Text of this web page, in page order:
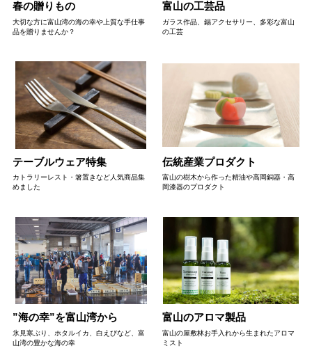
春の贈りもの
大切な方に富山湾の海の幸や上質な手仕事
品を贈りませんか？
富山の工芸品
ガラス作品、錫アクセサリー、多彩な富山
の工芸
テーブルウェア特集
カトラリーレスト・箸置きなど人気商品集
めました
伝統産業プロダクト
富山の樹木から作った精油や高岡銅器・高
岡漆器のプロダクト
”海の幸”を富山湾から
氷見寒ぶり、ホタルイカ、白えびなど、富
山湾の豊かな海の幸
富山のアロマ製品
富山の屋敷林お手入れから生まれたアロマ
ミスト